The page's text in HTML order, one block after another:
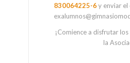
830064225-6y enviar
¡Comience a disfrutar
la